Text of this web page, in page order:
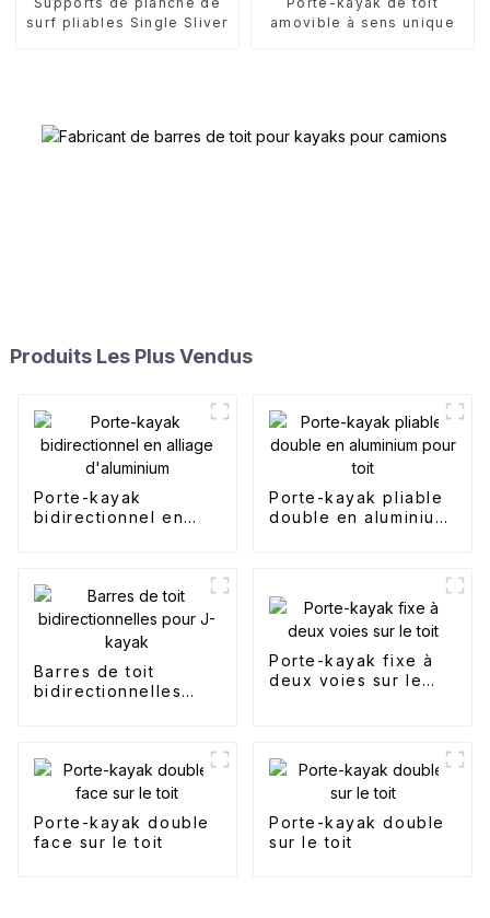
surf pliables Single Sliver
amovible à sens unique
Produits Les Plus Vendus
Porte-kayak
bidirectionnel en
Porte-kayak pliable
double en aluminium
Barres de toit
bidirectionnelles
Porte-kayak fixe à
deux voies sur le
Porte-kayak double
face sur le toit
Porte-kayak double
sur le toit